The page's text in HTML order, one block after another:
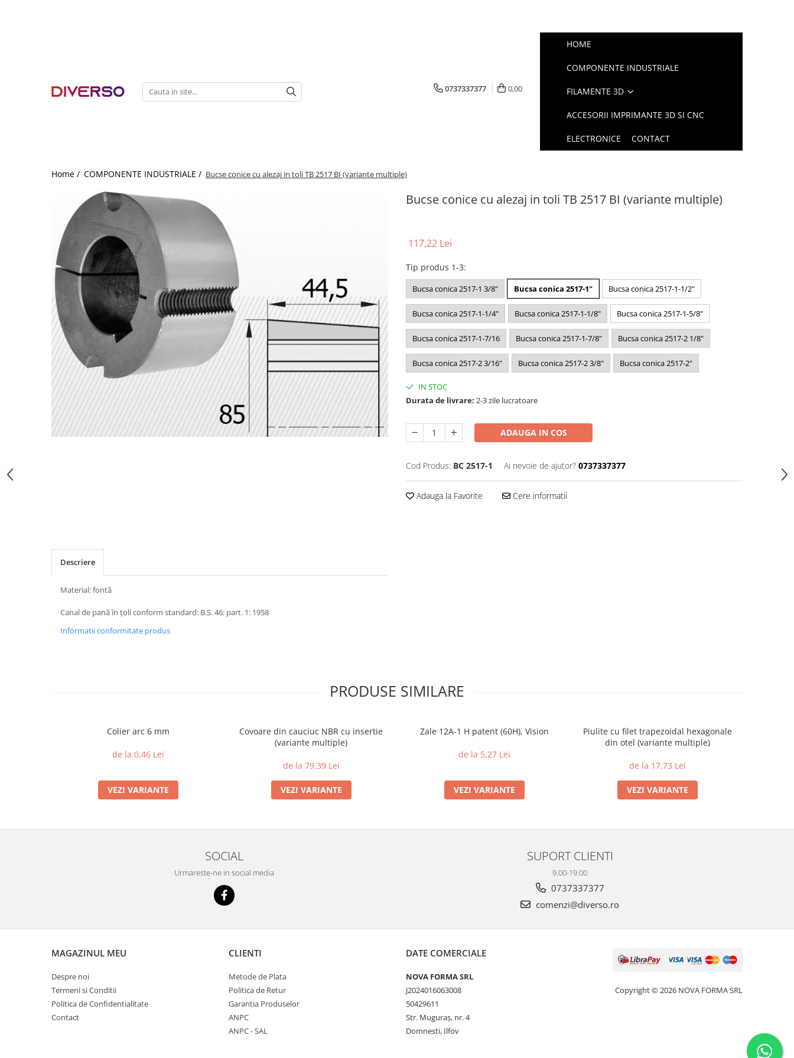
0737337377 0,00
HOME
COMPONENTE INDUSTRIALE
FILAMENTE 3D
ACCESORII IMPRIMANTE 3D SI CNC
ELECTRONICE CONTACT
Home / COMPONENTE INDUSTRIALE / Bucse conice cu alezaj in toli TB 2517 BI (variante multiple)
Bucse conice cu alezaj in toli TB 2517 BI (variante multiple)
117,22 Lei
Tip produs 1-3:
Bucsa conica 2517-1 3/8" Bucsa conica 2517-1" Bucsa conica 2517-1-1/2"
Bucsa conica 2517-1-1/4" Bucsa conica 2517-1-1/8" Bucsa conica 2517-1-5/8"
Bucsa conica 2517-1-7/16 Bucsa conica 2517-1-7/8" Bucsa conica 2517-2 1/8"
Bucsa conica 2517-2 3/16" Bucsa conica 2517-2 3/8" Bucsa conica 2517-2"
IN STOC
Durata de livrare: 2-3 zile lucratoare
ADAUGA IN COS
Cod Produs: BC 2517-1 Ai nevoie de ajutor? 0737337377
Adauga la Favorite Cere informatii
Descriere
Material: fontă
Canal de pană în țoli conform standard: B.S. 46: part. 1: 1958
Informatii conformitate produs
PRODUSE SIMILARE
Colier arc 6 mm
de la 0,46 Lei
VEZI VARIANTE
Covoare din cauciuc NBR cu insertie
(variante multiple)
de la 79,39 Lei
VEZI VARIANTE
Zale 12A-1 H patent (60H), Vision
de la 5,27 Lei
VEZI VARIANTE
Piulite cu filet trapezoidal hexagonale
din otel (variante multiple)
de la 17,73 Lei
VEZI VARIANTE
SOCIAL
Urmareste-ne in social media
SUPORT CLIENTI
9.00-19.00
0737337377
comenzi@diverso.ro
MAGAZINUL MEU
Despre noi
Termeni si Conditii
Politica de Confidentialitate
Contact
CLIENTI
Metode de Plata
Politica de Retur
Garantia Produselor
ANPC
ANPC - SAL
DATE COMERCIALE
NOVA FORMA SRL
J2024016063008
50429611
Str. Muguraș, nr. 4
Domnesti, Ilfov
Copyright © 2026 NOVA FORMA SRL